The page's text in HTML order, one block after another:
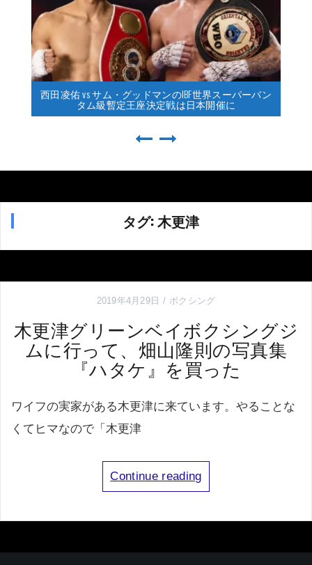
西田凌佑 vs サム・グッドマンのIBF世界スーパーバン
タム級暫定王座決定戦は日本開催に
タグ:木更津
2019年4月29日 ボクシング
木更津グリーンベイボクシングジ
ムに行って、畑山隆則の写真集
『ハタケ』を買った
ワイフの実家がある木更津に来ています。やることな
くてヒマなので「木更津
Continue reading